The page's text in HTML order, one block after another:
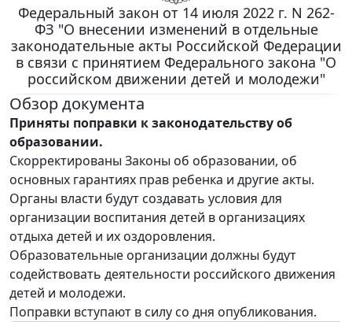
Федеральный закон от 14 июля 2022 г. N 262-
ФЗ "О внесении изменений в отдельные
законодательные акты Российской Федерации
в связи с принятием Федерального закона "О
российском движении детей и молодежи"
Обзор документа
Приняты поправки к законодательству об
образовании.
Скорректированы Законы об образовании, об
основных гарантиях прав ребенка и другие акты.
Органы власти будут создавать условия для
организации воспитания детей в организациях
отдыха детей и их оздоровления.
Образовательные организации должны будут
содействовать деятельности российского движения
детей и молодежи.
Поправки вступают в силу со дня опубликования.